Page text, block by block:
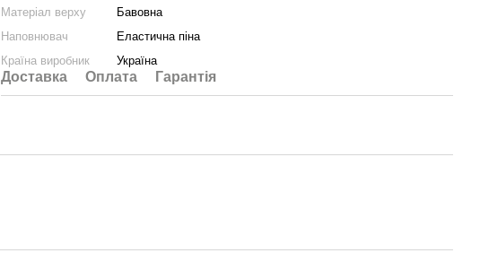
Матеріал верху
Бавовна
Наповнювач
Еластична піна
Країна виробник
Україна
Доставка Оплата Гарантія